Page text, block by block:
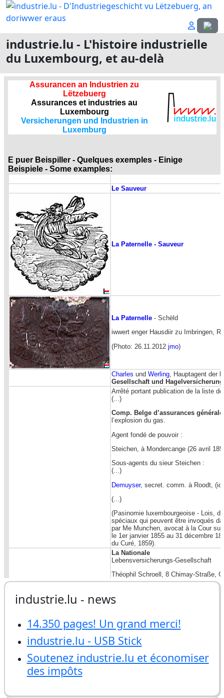
industrie.lu - L'histoire industrielle
du Luxembourg, et au-delà
industrie.lu - news
14.350 pages! Un grand merci!
industrie.lu - USB Stick
Soutenez industrie.lu et économiser
des impôts